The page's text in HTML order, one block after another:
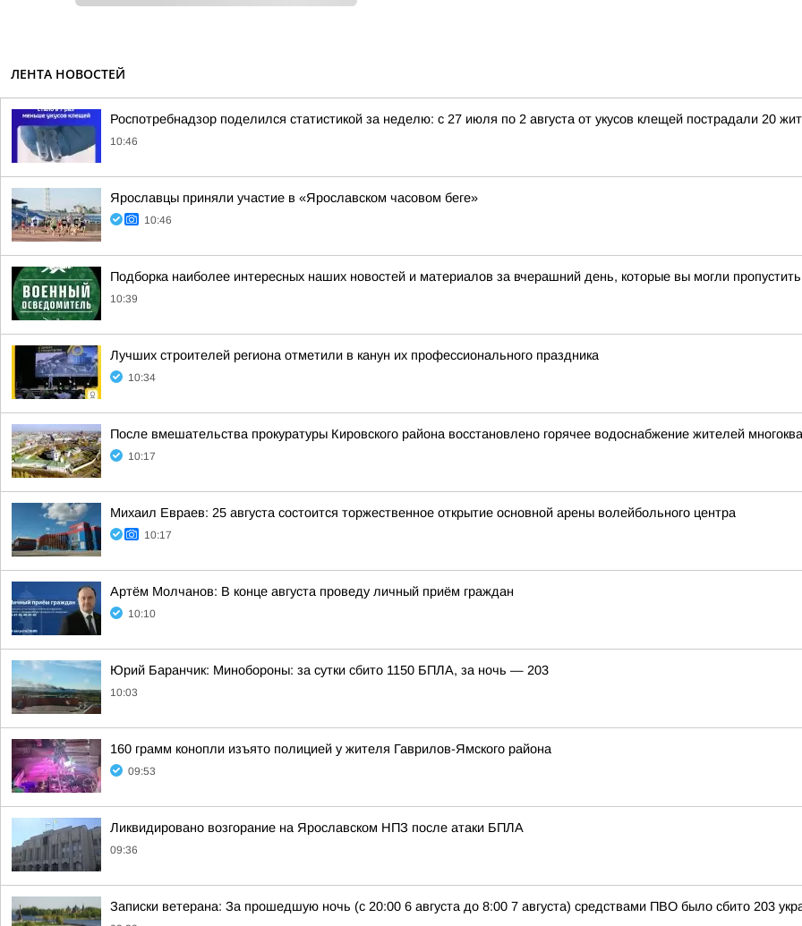
ЛЕНТА НОВОСТЕЙ
Роспотребнадзор поделился статистикой за неделю: с 27 июля по 2 августа от укусов клещей пострадали 20
10:46
Ярославцы приняли участие в «Ярославском часовом беге»
10:46
Подборка наиболее интересных наших новостей и материалов за вчерашний день, которые вы могли
10:39
Лучших строителей региона отметили в канун их профессионального праздника
10:34
После вмешательства прокуратуры Кировского района восстановлено горячее водоснабжение жителей
10:17
Михаил Евраев: 25 августа состоится торжественное открытие основной арены волейбольного центра
10:17
Артём Молчанов: В конце августа проведу личный приём граждан
10:10
Юрий Баранчик: Минобороны: за сутки сбито 1150 БПЛА, за ночь — 203
10:03
160 грамм конопли изъято полицией у жителя Гаврилов-Ямского района
09:53
Ликвидировано возгорание на Ярославском НПЗ после атаки БПЛА
09:36
Записки ветерана: За прошедшую ночь (с 20:00 6 августа до 8:00 7 августа) средствами ПВО было сбито 203